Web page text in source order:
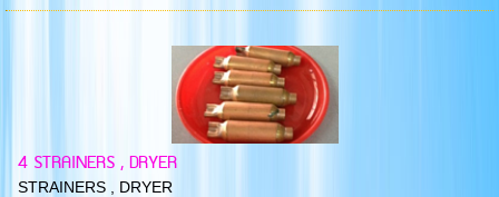
4 STRAINERS , DRYER
STRAINERS , DRYER